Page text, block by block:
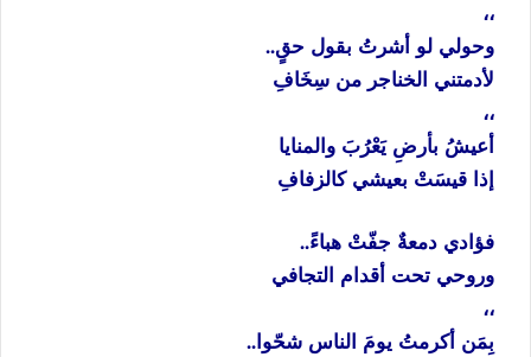
،،
وحولي لو أشرتُ بقول حقٍ..
لأدمتني الخناجر من سِخَافِ
،،
أعيشُ بأرضِ يَعْرُبَ والمنايا
إذا قيسَتْ بعيشي كالزفافِ
فؤادي دمعةٌ جفّتْ هباءً..
وروحي تحت أقدام التجافي
،،
بِمَن أكرمتُ يومَ الناس شحّوا..